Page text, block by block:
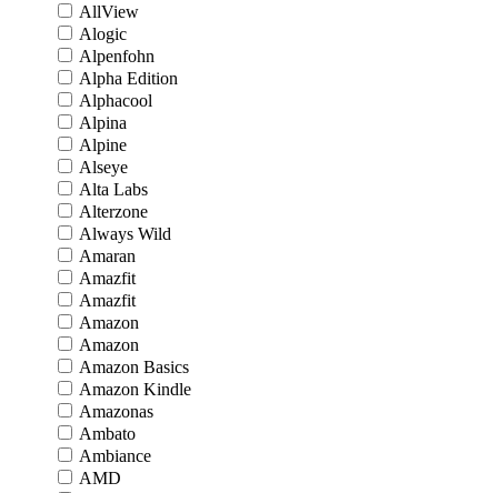
AllView
Alogic
Alpenfohn
Alpha Edition
Alphacool
Alpina
Alpine
Alseye
Alta Labs
Alterzone
Always Wild
Amaran
Amazfit
Amazfit
Amazon
Amazon
Amazon Basics
Amazon Kindle
Amazonas
Ambato
Ambiance
AMD